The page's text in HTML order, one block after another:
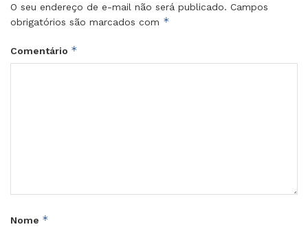
O seu endereço de e-mail não será publicado. Campos
obrigatórios são marcados com *
Comentário *
Nome *